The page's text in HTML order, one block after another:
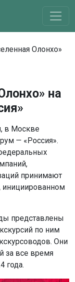
Олонхо»
на
в Москве
— «Россия».
принимают
инициированном
представлены
по ним
Они
за все время
года.